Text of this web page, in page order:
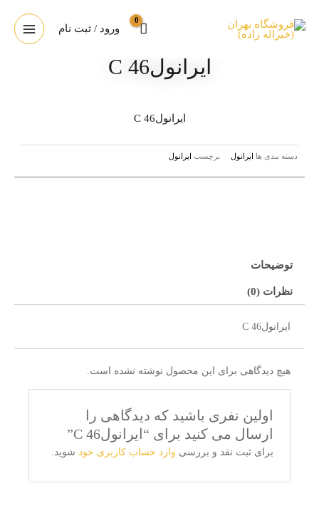
ورود / ثبت نام
ایرانولC 46
ایرانولC 46
دسته بندی ها ایرانول برچسب ایرانول
توضیحات
نظرات (0)
ایرانولC 46
هیچ دیدگاهی برای این محصول نوشته نشده است.
اولین نفری باشید که دیدگاهی را
ارسال می کنید برای “ایرانولC 46”
برای ثبت نقد و بررسی وارد حساب کاربری خود شوید.